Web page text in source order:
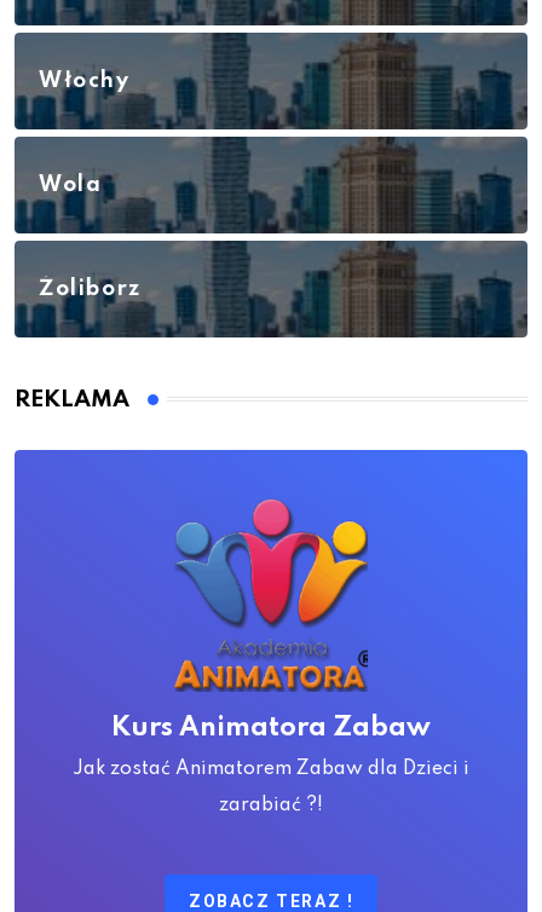
Włochy
Wola
Żoliborz
REKLAMA
Kurs Animatora Zabaw
Jak zostać Animatorem Zabaw dla Dzieci i
zarabiać ?!
ZOBACZ TERAZ !